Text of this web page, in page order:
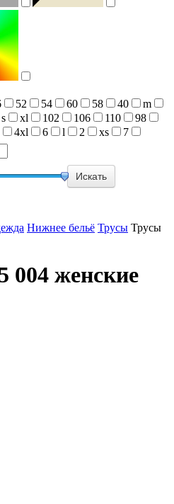
52 54 60 58 40
m
s xl 102 106 110
98
4xl 6 l 2 xs
7
Нижнее бельё Трусы Трусы
004 женские